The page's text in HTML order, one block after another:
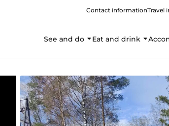
Contact informationTravel
See and do Eat and drink